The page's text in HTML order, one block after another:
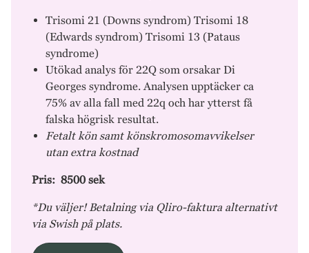
Trisomi 21 (Downs syndrom) Trisomi 18
(Edwards syndrom) Trisomi 13 (Pataus
syndrome)
Utökad analys för 22Q som orsakar Di
Georges syndrome. Analysen upptäcker ca
75% av alla fall med 22q och har ytterst få
falska högrisk resultat.
Fetalt kön samt könskromosomavvikelser
utan extra kostnad
Pris: 8500 sek
*Du väljer! Betalning via Qliro-faktura alternativt
via Swish på plats.